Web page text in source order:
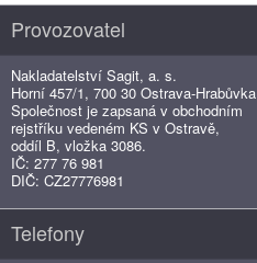
Provozovatel
Nakladatelství Sagit, a. s.
Horní 457/1, 700 30 Ostrava-Hrabůvka
Společnost je zapsaná v obchodním
rejstříku vedeném KS v Ostravě,
oddíl B, vložka 3086.
IČ: 277 76 981
DIČ: CZ27776981
Telefony